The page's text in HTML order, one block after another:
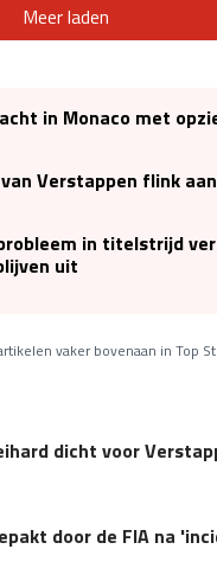
Meer laden
in Monaco met
Verstappen flink
in titelstrijd
uit
vaker bovenaan in Top
dicht voor
door de FIA na